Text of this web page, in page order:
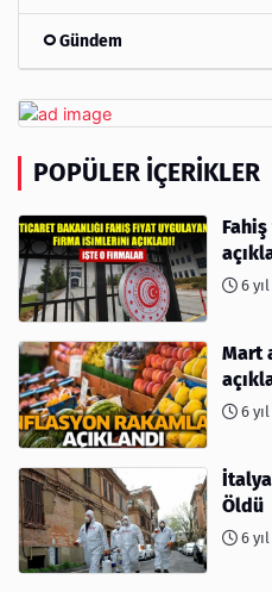
Gündem
POPÜLER İÇERIKLER
6
Mart
6
Öldü
6